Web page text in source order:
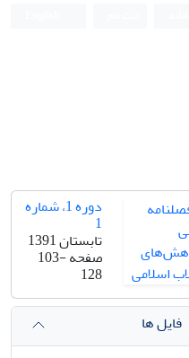
دوره 1، شماره
1
تابستان 1391
صفحه103-
128
فایل ها